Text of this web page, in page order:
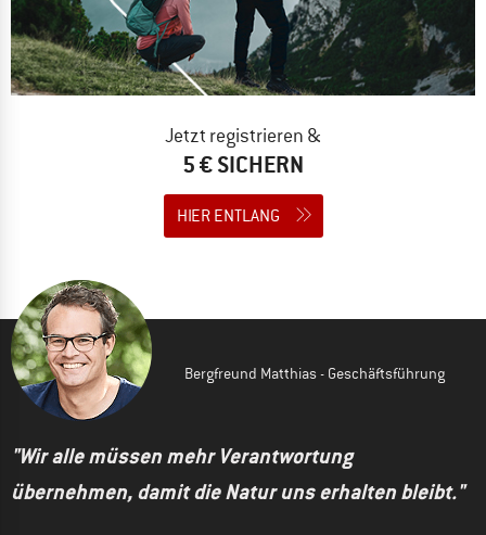
Jetzt registrieren &
5 € SICHERN
HIER ENTLANG
Bergfreund Matthias - Geschäftsführung
"Wir alle müssen mehr Verantwortung
übernehmen, damit die Natur uns erhalten bleibt."